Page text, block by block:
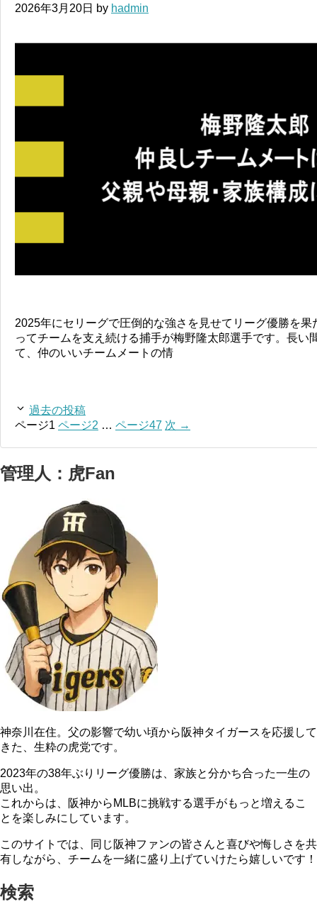
2026年3月20日 by hadmin
2025年にセリーグで圧倒的な強さを見せてリーグ優勝を
ってチームを支え続ける捕手が梅野隆太郎選手です。長い
て、仲のいいチームメートの情
過去の投稿
ページ1 ページ2 … ページ47 次 →
管理人：虎Fan
神奈川在住。父の影響で幼い頃から阪神タイガースを応援して
きた、生粋の虎党です。
2023年の38年ぶりリーグ優勝は、家族と分かち合った一生の
思い出。
これからは、阪神からMLBに挑戦する選手がもっと増えるこ
とを楽しみにしています。
このサイトでは、同じ阪神ファンの皆さんと喜びや悔しさを共
有しながら、チームを一緒に盛り上げていけたら嬉しいです！
検索